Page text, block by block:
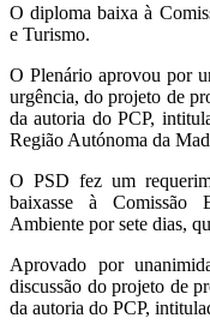
O diploma baixa à
e Turismo.
O Plenário aprovou por
urgência, do projeto de
da autoria do PCP,
Região Autónoma da
O PSD fez um
baixasse à Comissão
Ambiente por sete dias,
Aprovado por
discussão do projeto de
da autoria do PCP,